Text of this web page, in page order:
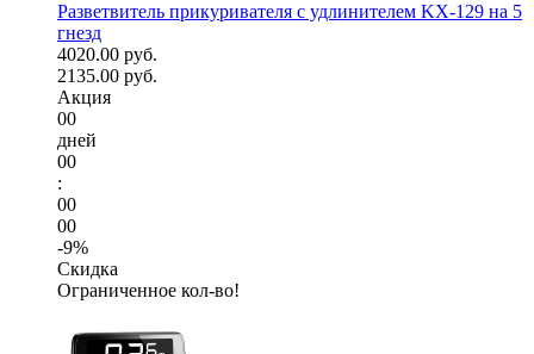
Разветвитель прикуривателя с удлинителем KX-129 на 5
гнезд
4020.00 руб.
2135.00 руб.
Акция
00
дней
00
:
00
00
-9%
Скидка
Ограниченное кол-во!